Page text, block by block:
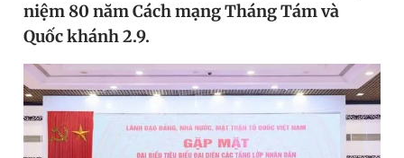
Thông tin tòa soạn Liên hệ quảng cáo
niệm 80 năm Cách mạng Tháng Tám và
Quốc khánh 2.9.